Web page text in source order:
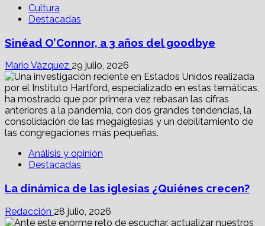
Cultura
Destacadas
Sinéad O’Connor, a 3 años del goodbye
Mario Vázquez 29 julio, 2026
Análisis y opinión
Destacadas
La dinámica de las iglesias ¿Quiénes crecen?
Redacción 28 julio, 2026